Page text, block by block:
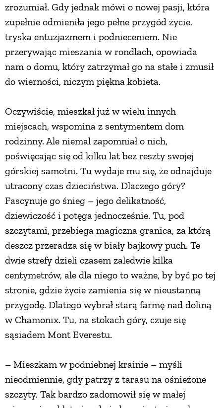
zrozumiał. Gdy jednak mówi o nowej pasji, która
zupełnie odmieniła jego pełne przygód życie,
tryska entuzjazmem i podnieceniem. Nie
przerywając mieszania w rondlach, opowiada
nam o domu, który zatrzymał go na stałe i zmusił
do wierności, niczym piękna kobieta.
Oczywiście, mieszkał już w wielu innych
miejscach, wspomina z sentymentem dom
rodzinny. Ale niemal zapomniał o nich,
poświęcając się od kilku lat bez reszty swojej
górskiej samotni. Tu wydaje mu się, że odnajduje
utracony czas dzieciństwa. Dlaczego góry?
Fascynuje go śnieg – jego delikatność,
dziewiczość i potęga jednocześnie. Tu, pod
szczytami, przebiega magiczna granica, za którą
deszcz przeradza się w biały bajkowy puch. Te
dwie strefy dzieli czasem zaledwie kilka
centymetrów, ale dla niego to ważne, by być po tej
stronie, gdzie życie zamienia się w nieustanną
przygodę. Dlatego wybrał starą farmę nad doliną
w Chamonix. Tu, na stokach góry, czuje się
sąsiadem Mont Everestu.
– Mieszkam w podniebnej krainie – myśli
nieodmiennie, gdy patrzy z tarasu na ośnieżone
szczyty. Tak bardzo zadomowił się w małej
PRZYSTAWKI
ZUPY
DANIA GŁÓWNE
CIASTA I DESERY
DODATKI
PRZETWORY
INNE